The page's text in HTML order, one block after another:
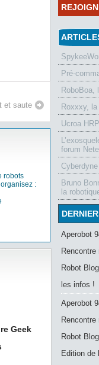
et saute
robots
:
Geek
Pré-
RoboBoa,
Roxxxy,
Ucroa
forum
Bruno
la
Aperobot
Rencontre
Robot Blog
les infos !
Aperobot
Rencontre
Robot Blog
Edition de